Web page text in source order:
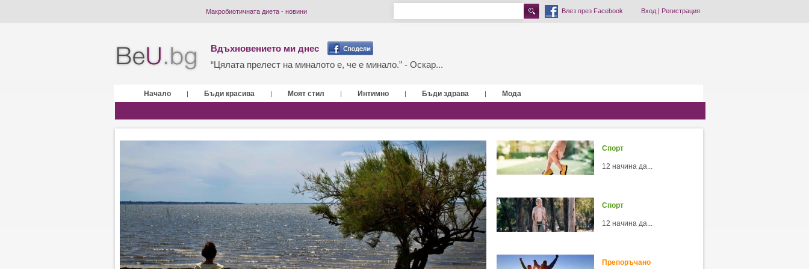
Макробиотичната диета - новини Влез през Facebook Вход| Регистрация
Вдъхновението ми днес
“Цялата прелест на миналото е, че е минало.” - Оскар...
Начало | Бъди красива | Моят стил | Интимно | Бъди здрава | Мода
Спорт
12 начина да...
Спорт
12 начина да...
Препоръчано